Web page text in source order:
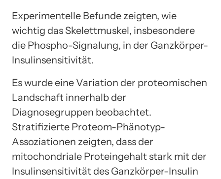
Experimentelle Befunde zeigten, wie
wichtig das Skelettmuskel, insbesondere
die Phospho-Signalung, in der Ganzkörper-
Insulinsensitivität.
Es wurde eine Variation der proteomischen
Landschaft innerhalb der
Diagnosegruppen beobachtet.
Stratifizierte Proteom-Phänotyp-
Assoziationen zeigten, dass der
mitochondriale Proteingehalt stark mit der
Insulinsensitivität des Ganzkörper-Insulin